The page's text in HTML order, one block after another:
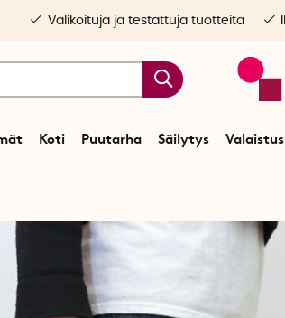
Koti Puutarha Säilytys Valaistus
Valikoituja ja testattuja tuotteita